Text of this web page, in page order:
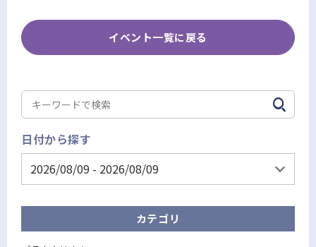
イベント一覧に戻る
日付から探す
カテゴリ